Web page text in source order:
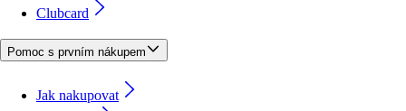
Clubcard
Pomoc s prvním nákupem
Jak nakupovat